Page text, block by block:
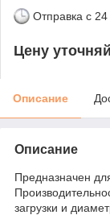
Отправка с 24
Цену
Описание
Описание
Предназначен
загрузки и